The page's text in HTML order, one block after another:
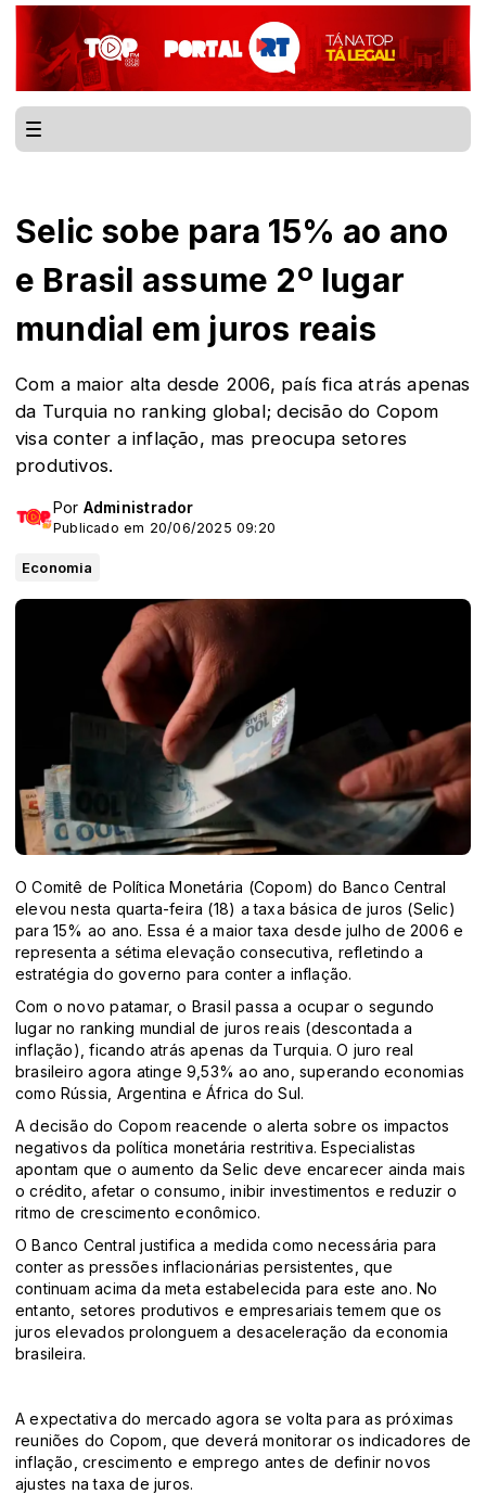
Selic sobe para 15% ao ano
e Brasil assume 2º lugar
mundial em juros reais
Com a maior alta desde 2006, país fica atrás apenas
da Turquia no ranking global; decisão do Copom
visa conter a inflação, mas preocupa setores
produtivos.
Por Administrador
Publicado em 20/06/2025 09:20
Economia
O Comitê de Política Monetária (Copom) do Banco Central
elevou nesta quarta-feira (18) a taxa básica de juros (Selic)
para 15% ao ano. Essa é a maior taxa desde julho de 2006 e
representa a sétima elevação consecutiva, refletindo a
estratégia do governo para conter a inflação.
Com o novo patamar, o Brasil passa a ocupar o segundo
lugar no ranking mundial de juros reais (descontada a
inflação), ficando atrás apenas da Turquia. O juro real
brasileiro agora atinge 9,53% ao ano, superando economias
como Rússia, Argentina e África do Sul.
A decisão do Copom reacende o alerta sobre os impactos
negativos da política monetária restritiva. Especialistas
apontam que o aumento da Selic deve encarecer ainda mais
o crédito, afetar o consumo, inibir investimentos e reduzir o
ritmo de crescimento econômico.
O Banco Central justifica a medida como necessária para
conter as pressões inflacionárias persistentes, que
continuam acima da meta estabelecida para este ano. No
entanto, setores produtivos e empresariais temem que os
juros elevados prolonguem a desaceleração da economia
brasileira.
A expectativa do mercado agora se volta para as próximas
reuniões do Copom, que deverá monitorar os indicadores de
inflação, crescimento e emprego antes de definir novos
ajustes na taxa de juros.